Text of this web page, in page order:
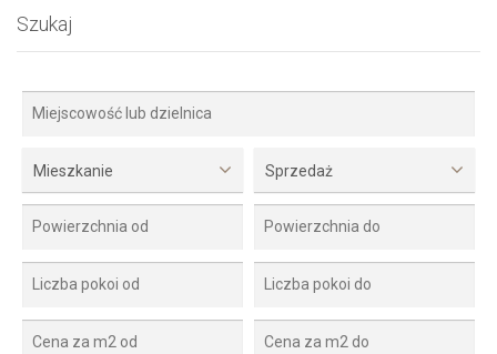
Szukaj
Mieszkanie Sprzedaż